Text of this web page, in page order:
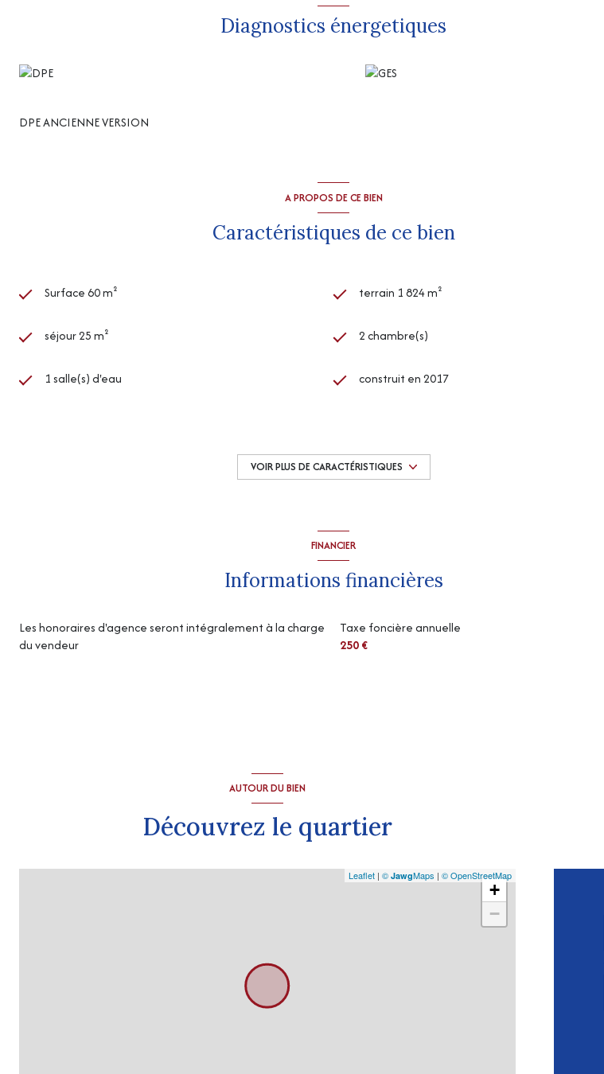
“Les informations sur les risques auxquels ce bien est exposé sont disponibles sur le site Géorisques
http://www.georisques.gouv.fr
Diagnostics énergetiques
DPE ANCIENNE VERSION
A PROPOS DE CE BIEN
Caractéristiques de ce bien
Surface 60 m² terrain 1 824 m²
séjour 25 m² 2 chambre(s)
1 salle(s) d'eau construit en 2017
1 côté(s) mitoyen(s)
VOIR PLUS DE CARACTÉRISTIQUES
FINANCIER
Informations financières
Les honoraires d'agence seront intégralement à la charge
du vendeur
Taxe foncière annuelle
250 €
AUTOUR DU BIEN
Découvrez le quartier
+
−
Leaflet | © JawgMaps | © OpenStreetMap